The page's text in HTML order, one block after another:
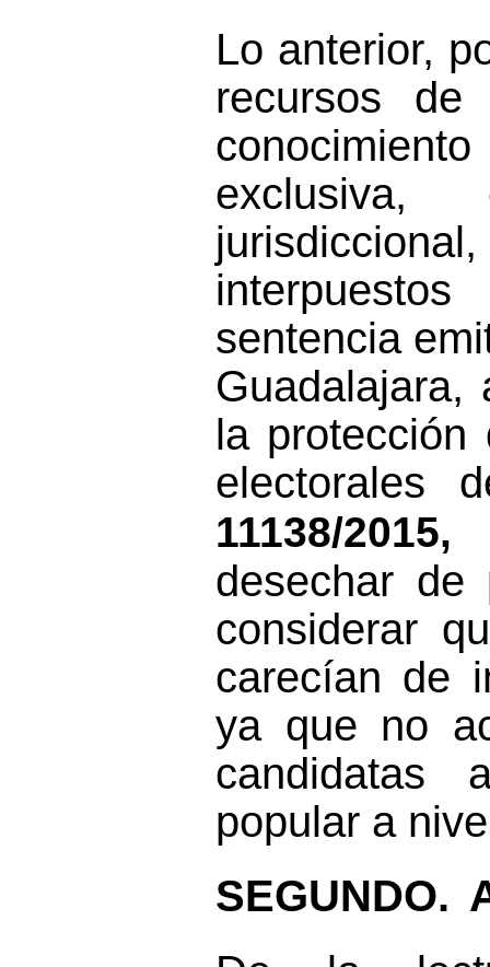
Lo anterior,
recursos de
interpuestos
sentencia
Guadalajara,
la protección
electorales
11138/2015
desechar de
considerar
carecían de
ya que no
candidatas
popular a
SEGUNDO.